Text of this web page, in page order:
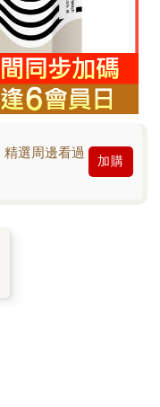
選周邊看過
加購